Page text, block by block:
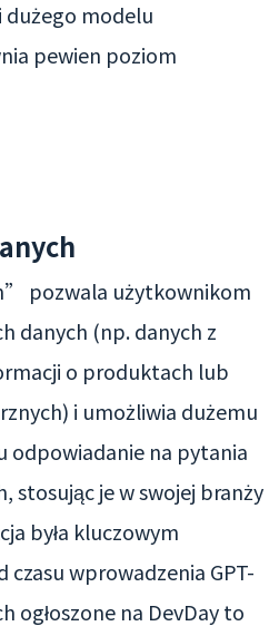
modelu
pewien poziom
pozwala użytkownikom
danych (np. danych z
o produktach lub
i umożliwia dużemu
odpowiadanie na pytania
stosując je w swojej branży
była kluczowym
wprowadzenia GPT-
ogłoszone na DevDay to